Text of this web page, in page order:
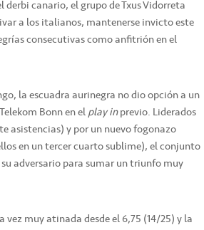
derbi canario, el grupo de Txus Vidorreta
a los italianos, mantenerse invicto este
consecutivas como anfitrión en el
la escuadra aurinegra no dio opción a un
Bonn en elplay inprevio. Liderados
asistencias) y por un nuevo fogonazo
en un tercer cuarto sublime), el conjunto
adversario para sumar un triunfo muy
muy atinada desde el 6,75 (14/25) y la